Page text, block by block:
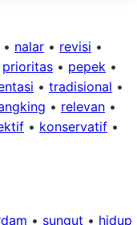
• nalar • revisi •
prioritas • pepek •
• tradisional •
• relevan •
• konservatif •
• sungut • hidup